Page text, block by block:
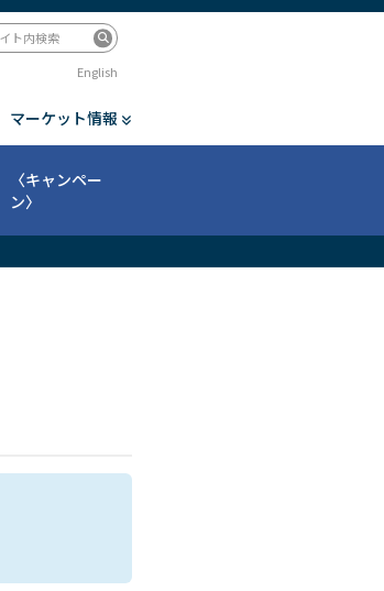
マーケット情報
English
〈キャンペー
ン〉